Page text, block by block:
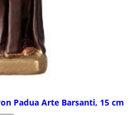
Padua Arte Barsanti, 15 cm